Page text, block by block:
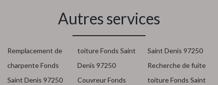
Autres services
Remplacement de
charpente Fonds
Saint Denis 97250
toiture Fonds Saint
Denis 97250
Couvreur Fonds
Saint Denis 97250
Recherche de fuite
toiture Fonds Saint